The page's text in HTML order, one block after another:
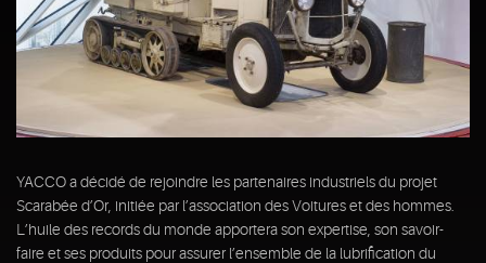
YACCO a décidé de rejoindre les partenaires industriels du projet
Scarabée d’Or, initiée par l’association des Voitures et des hommes.
L’huile des records du monde apportera son expertise, son savoir-
faire et ses produits pour assurer l’ensemble de la lubrification du